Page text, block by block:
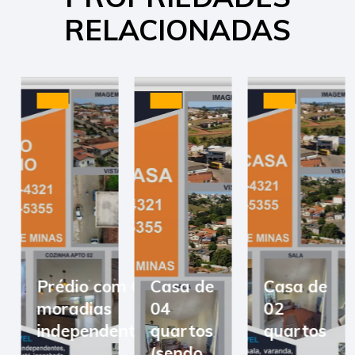
RELACIONADAS
Prédio com 03
moradias
independentes
Casa de
04
quartos
Casa de
02
quartos